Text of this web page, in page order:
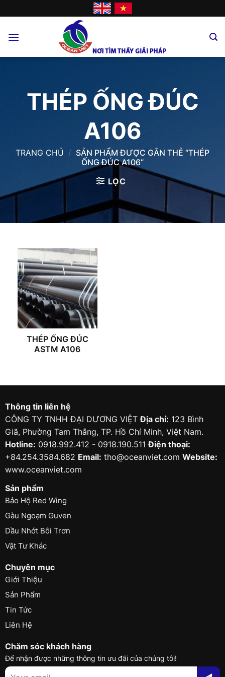
to
THÉP ỐNG ĐÚC
A106
TRANG CHỦ / SẢN PHẨM ĐƯỢC GẮN THẺ “THÉP
ỐNG ĐÚC A106”
LỌC
THÉP ỐNG ĐÚC
ASTM A106
Thông tin liên hệ
CÔNG TY TNHH ĐẠI DƯƠNG VIỆTĐịa chỉ: 123 Bình
Giã, Phường Tam Thắng, TP. Hồ Chí Minh, Việt Nam.
Hotline: 0918.992.412 - 0918.190.511Điện thoại:
+84.254.3584.682 Email: tho@oceanviet.com Website:
www.oceanviet.com
Sản phẩm
Bảo Hộ Red Wing
Gàu Ngoạm Guven
Dầu Nhớt Bôi Trơn
Vật Tư Khác
Chuyên mục
Giới Thiệu
Sản Phẩm
Tin Tức
Liên Hệ
Chăm sóc khách hàng
Để nhận được những thông tin ưu đãi của chúng tôi!